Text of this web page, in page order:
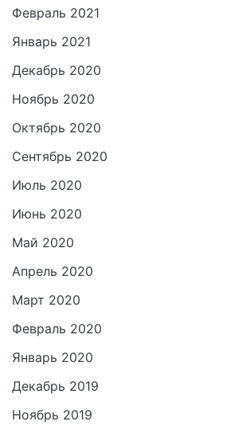
Февраль 2021
Январь 2021
Декабрь 2020
Ноябрь 2020
Октябрь 2020
Сентябрь 2020
Июль 2020
Июнь 2020
Май 2020
Апрель 2020
Март 2020
Февраль 2020
Январь 2020
Декабрь 2019
Ноябрь 2019